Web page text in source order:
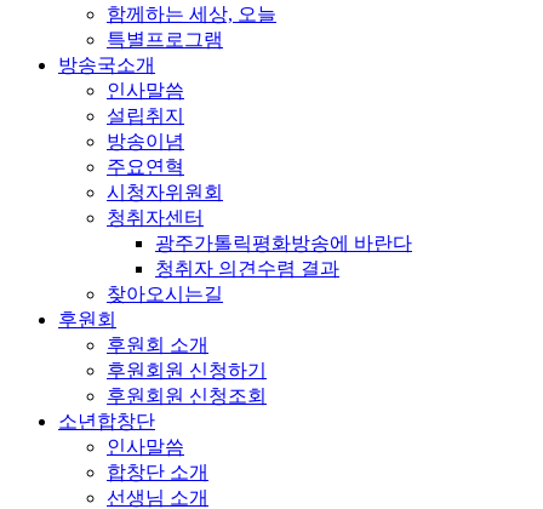
함께하는 세상, 오늘
특별프로그램
방송국소개
인사말씀
설립취지
방송이념
주요연혁
시청자위원회
청취자센터
광주가톨릭평화방송에 바란다
청취자 의견수렴 결과
찾아오시는길
후원회
후원회 소개
후원회원 신청하기
후원회원 신청조회
소년합창단
인사말씀
합창단 소개
선생님 소개